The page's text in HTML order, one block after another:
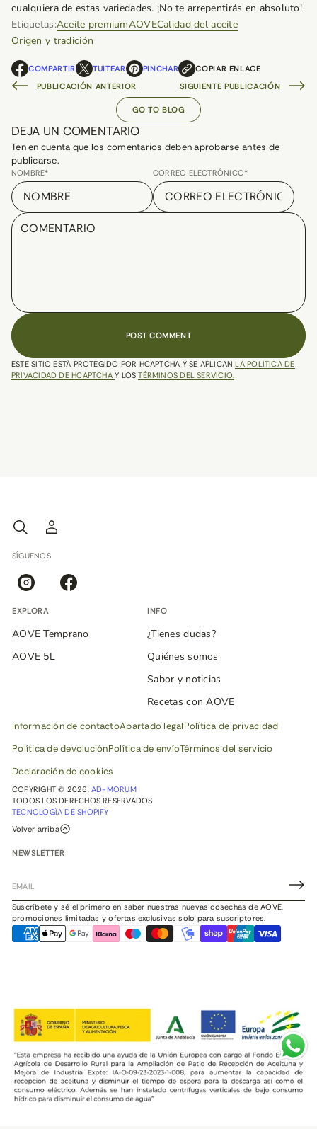
cualquiera de estas variedades. ¡No te arrepentirás en absoluto!
Etiquetas:Aceite premiumAOVECalidad del aceite
Origen y tradición
COMPARTIR
S
E
E
N
U
N
A
N
U
E
V
A
N
A
.
TUITEAR
S
E
E
N
V
N
PINCHAR
S
E
A
E
N
N
.
COPIAR ENLACE
PUBLICACIÓN ANTERIOR
SIGUIENTE PUBLICACIÓN
GO TO BLOG
DEJA UN COMENTARIO
Ten en cuenta que los comentarios deben aprobarse antes de
publicarse.
NOMBRE* CORREO ELECTRÓNICO*
POST COMMENT
ESTE SITIO ESTÁ PROTEGIDO POR HCAPTCHA Y SE APLICANLA POLÍTICA DE
PRIVACIDAD DE HCAPTCHAY LOSTÉRMINOS DEL SERVICIO.
SÍGUENOS
EXPLORA
AOVE Temprano
AOVE 5L
INFO
¿Tienes dudas?
Quiénes somos
Sabor y noticias
Recetas con AOVE
Información de contactoApartado legalPolítica de privacidad
Política de devoluciónPolítica de envíoTérminos del servicio
Declaración de cookies
COPYRIGHT © 2026, AD-MORUM
TODOS LOS DERECHOS RESERVADOS
TECNOLOGÍA DE SHOPIFY
Volver arriba
NEWSLETTER
C
o
r
r
e
ó
n
i
c
o
Suscríbete y sé el primero en saber nuestras nuevas cosechas de AOVE,
promociones limitadas y ofertas exclusivas solo para suscriptores.